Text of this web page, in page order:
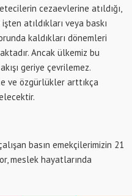
cezaevlerine atıldığı,
atıldıkları veya baskı
kaldıkları dönemleri
Ancak ülkemiz bu
geriye çevrilemez.
ve özgürlükler arttıkça
basın emekçilerimizin 21
meslek hayatlarında